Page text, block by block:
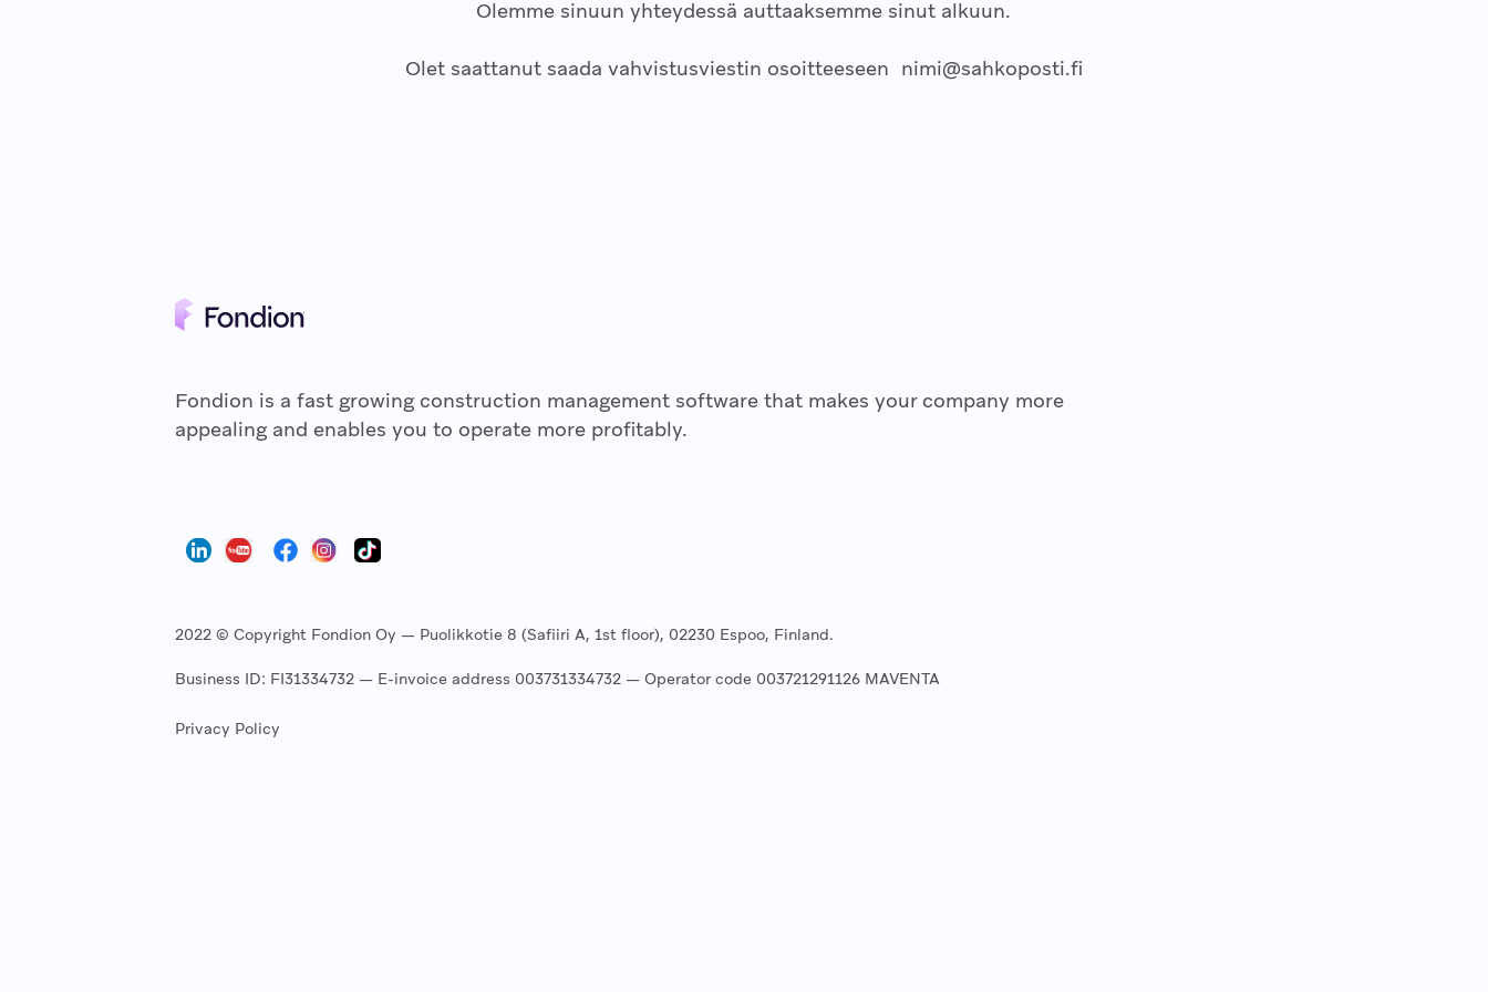
Olemme sinuun yhteydessä auttaaksemme sinut alkuun.
Olet saattanut saada vahvistusviestin osoitteeseen nimi@sahkoposti.fi
Fondion is a fast growing construction management software that makes your company more
appealing and enables you to operate more profitably.
2022 © Copyright Fondion Oy — Puolikkotie 8 (Safiiri A, 1st floor), 02230 Espoo, Finland.
Business ID: FI31334732 — E-invoice address 003731334732 — Operator code 003721291126 MAVENTA
Privacy Policy